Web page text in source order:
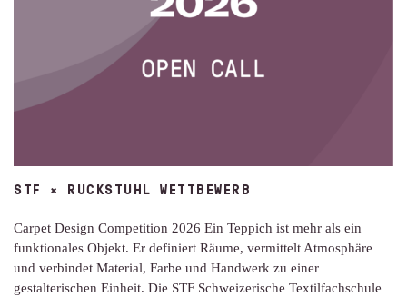
STF × RUCKSTUHL WETTBEWERB
Carpet Design Competition 2026 Ein Teppich ist mehr als ein
funktionales Objekt. Er definiert Räume, vermittelt Atmosphäre
und verbindet Material, Farbe und Handwerk zu einer
gestalterischen Einheit. Die STF Schweizerische Textilfachschule